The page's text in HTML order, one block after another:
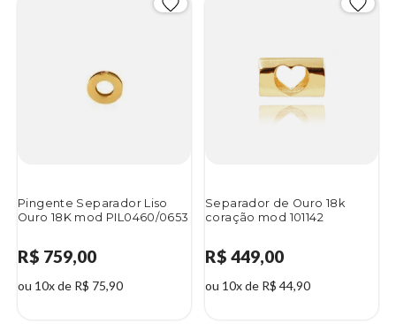
Pingente Separador Liso
Ouro 18K mod PIL0460/0653
R$ 759,00
ou 10x de R$ 75,90
Separador de Ouro 18k
coração mod 101142
R$ 449,00
ou 10x de R$ 44,90